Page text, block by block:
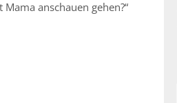
anschauen gehen?“